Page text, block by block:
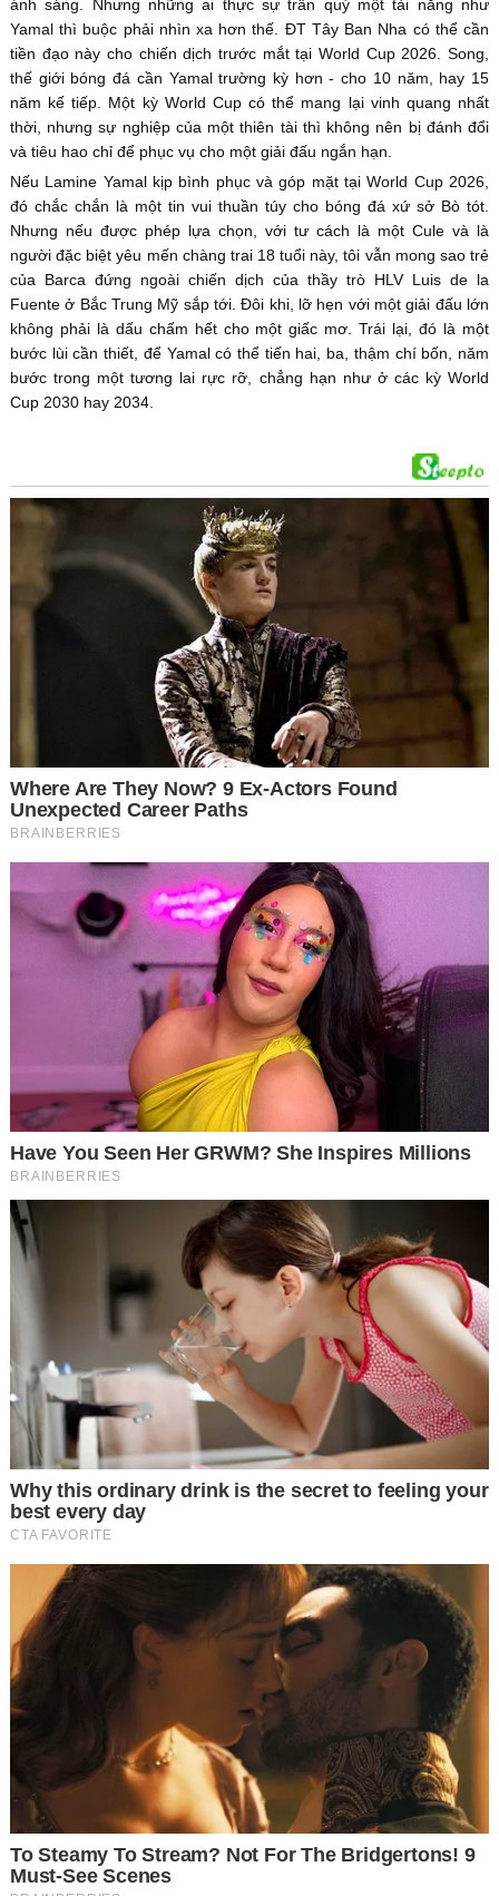
ánh sáng. Nhưng những ai thực sự trân quý một tài năng như
Yamal thì buộc phải nhìn xa hơn thế. ĐT Tây Ban Nha có thể cần
tiền đạo này cho chiến dịch trước mắt tại World Cup 2026. Song,
thế giới bóng đá cần Yamal trường kỳ hơn - cho 10 năm, hay 15
năm kế tiếp. Một kỳ World Cup có thể mang lại vinh quang nhất
thời, nhưng sự nghiệp của một thiên tài thì không nên bị đánh đổi
và tiêu hao chỉ để phục vụ cho một giải đấu ngắn hạn.
Nếu Lamine Yamal kịp bình phục và góp mặt tại World Cup 2026,
đó chắc chắn là một tin vui thuần túy cho bóng đá xứ sở Bò tót.
Nhưng nếu được phép lựa chọn, với tư cách là một Cule và là
người đặc biệt yêu mến chàng trai 18 tuổi này, tôi vẫn mong sao trẻ
của Barca đứng ngoài chiến dịch của thầy trò HLV Luis de la
Fuente ở Bắc Trung Mỹ sắp tới. Đôi khi, lỡ hẹn với một giải đấu lớn
không phải là dấu chấm hết cho một giấc mơ. Trái lại, đó là một
bước lùi cần thiết, để Yamal có thể tiến hai, ba, thậm chí bốn, năm
bước trong một tương lai rực rỡ, chẳng hạn như ở các kỳ World
Cup 2030 hay 2034.